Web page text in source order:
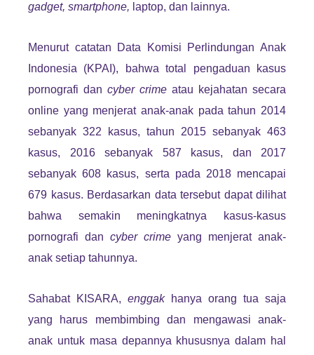
gadget, smartphone, laptop, dan lainnya.
Menurut catatan Data Komisi Perlindungan Anak
Indonesia (KPAI), bahwa total pengaduan kasus
pornografi dan cyber crime atau kejahatan secara
online yang menjerat anak-anak pada tahun 2014
sebanyak 322 kasus, tahun 2015 sebanyak 463
kasus, 2016 sebanyak 587 kasus, dan 2017
sebanyak 608 kasus, serta pada 2018 mencapai
679 kasus. Berdasarkan data tersebut dapat dilihat
bahwa semakin meningkatnya kasus-kasus
pornografi dan cyber crime yang menjerat anak-
anak setiap tahunnya.
Sahabat KISARA, enggakhanya orang tua saja
yang harus membimbing dan mengawasi anak-
anak untuk masa depannya khususnya dalam hal